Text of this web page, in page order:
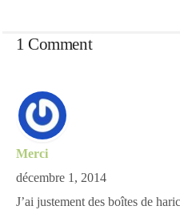
1 Comment
Merci
décembre 1, 2014
J’ai justement des boîtes de